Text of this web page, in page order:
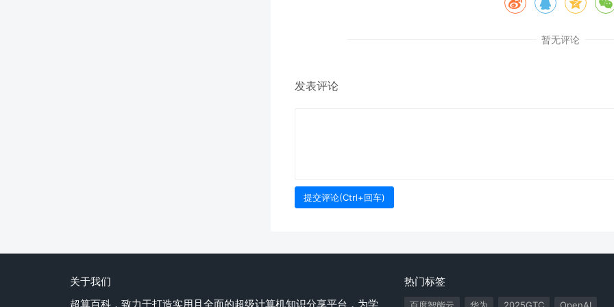
暂无评论
发表评论
关于我们
超算百科，致力于打造实用且全面的超级计算机知识分享平台，为学
热门标签